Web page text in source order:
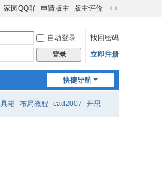
家园QQ群 申请版主 版主评价
切
到
宽
自动登录
找回密码
登录 立即注册
快捷导航
箱 布局教程 cad2007 开思